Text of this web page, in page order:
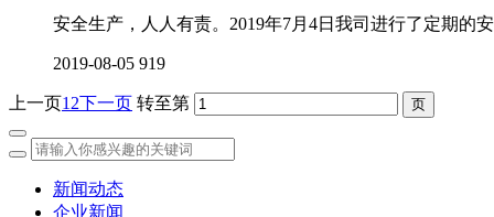
安全生产，人人有责。2019年7月4日我司进行了定期的安
2019-08-05 919
上一页1 2下一页 转至第
新闻动态
企业新闻